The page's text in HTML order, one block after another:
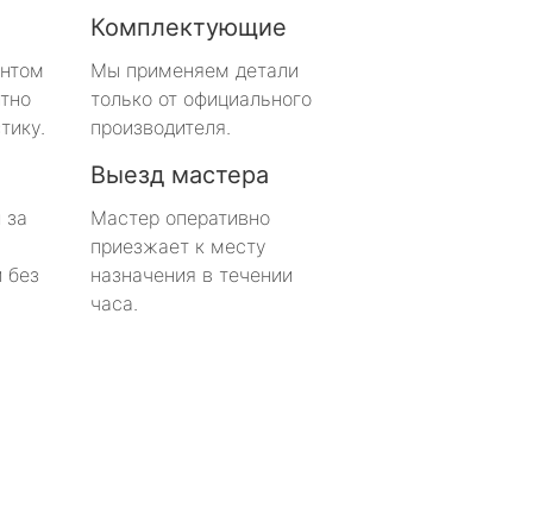
Комплектующие
Мы применяем детали
только от официального
производителя.
за
без
Выезд мастера
Мастер оперативно
приезжает к месту
назначения в течении
часа.